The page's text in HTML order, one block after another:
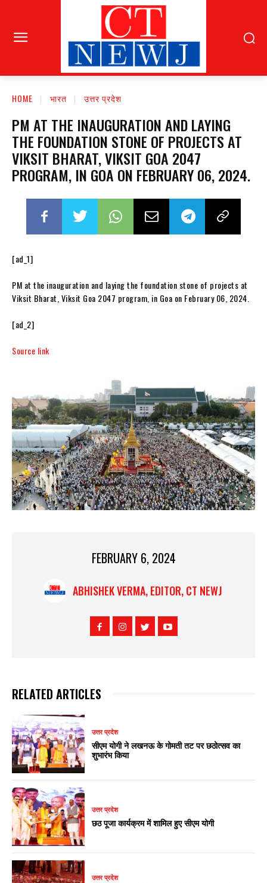
HOME भारत उत्तर प्रदेश
PM AT THE INAUGURATION AND LAYING
THE FOUNDATION STONE OF PROJECTS AT
VIKSIT BHARAT, VIKSIT GOA 2047
PROGRAM, IN GOA ON FEBRUARY 06, 2024.
[ad_1]
PM at the inauguration and laying the foundation stone of projects at
Viksit Bharat, Viksit Goa 2047 program, in Goa on February 06, 2024.
[ad_2]
Source link
FEBRUARY 6, 2024
ABHISHEK VERMA, EDITOR, CT NEWJ
RELATED ARTICLES
उत्तर प्रदेश
सीएम योगी ने लखनऊ के गोमती तट पर छठोत्सव का
शुभारंभ किया
उत्तर प्रदेश
छठ पूजा कार्यक्रम में शामिल हुए सीएम योगी
उत्तर प्रदेश